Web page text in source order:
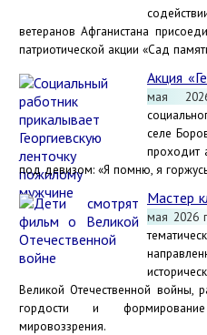
ветеранов Афганистана
патриотической акции «Сад
Акция
мая
селе
проходит
под девизом: «Я помню, я
Мастер
мая 2026
Великой Отечественной войны,
гордости и
мировоззрения.